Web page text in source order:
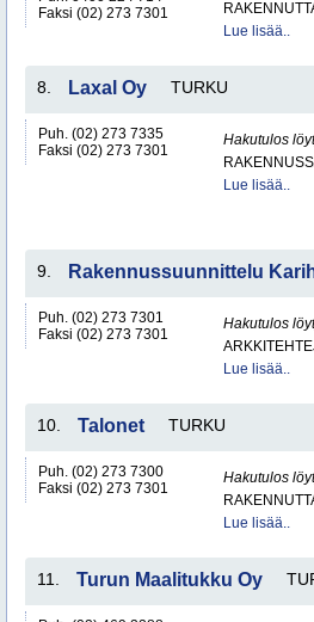
Faksi (02) 273 7301
Lue lisää..
8. Laxal Oy TURKU
Puh. (02) 273 7335
Faksi (02) 273 7301
Hakutulos
Lue lisää..
9. Rakennussuunnittelu
Puh. (02) 273 7301
Faksi (02) 273 7301
Hakutulos
Lue lisää..
10. Talonet TURKU
Puh. (02) 273 7300
Faksi (02) 273 7301
Hakutulos
Lue lisää..
11. Turun Maalitukku Oy